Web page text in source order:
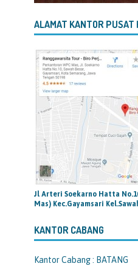
ALAMAT KANTOR PUSAT
Jl Arteri Soekarno Hatta
Mas) Kec.Gayamsari
KANTOR CABANG
Kantor Cabang : BATANG